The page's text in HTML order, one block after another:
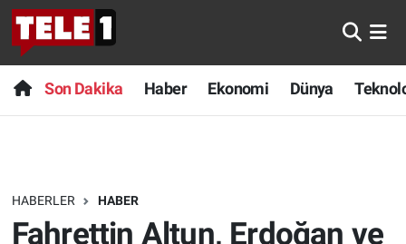
Son Dakika Haber Ekonomi Dünya
HABERLER HABER
Fahrettin Altun, Erdoğan ve
Anında Manşet
Başka Sohbetler
Bilim turu
Son Dakika
Haber
Dünya
Nöbetçi Eczaneler
Hava Durumu
Trafik Durumu